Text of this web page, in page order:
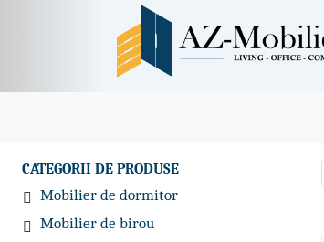
CATEGORII DE PRODUSE
Mobilier de dormitor
Mobilier de birou